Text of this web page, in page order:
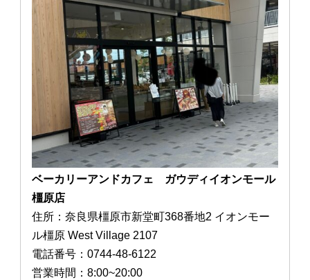
ベーカリーアンドカフェ ガウディイオンモール
橿原店
住所：奈良県橿原市新堂町368番地2 イオンモー
ル橿原 West Village 2107
電話番号：0744-48-6122
営業時間：8:00~20:00